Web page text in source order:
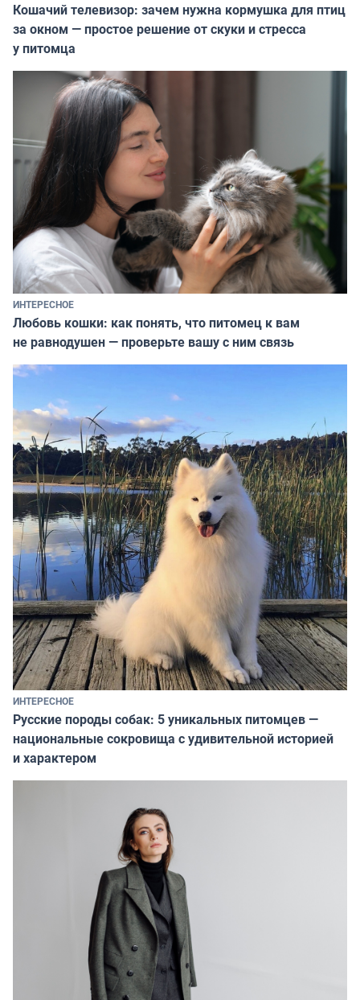
Кошачий телевизор: зачем нужна кормушка для птиц
за окном — простое решение от скуки и стресса
у питомца
ИНТЕРЕСНОЕ
Любовь кошки: как понять, что питомец к вам
не равнодушен — проверьте вашу с ним связь
ИНТЕРЕСНОЕ
Русские породы собак: 5 уникальных питомцев —
национальные сокровища с удивительной историей
и характером